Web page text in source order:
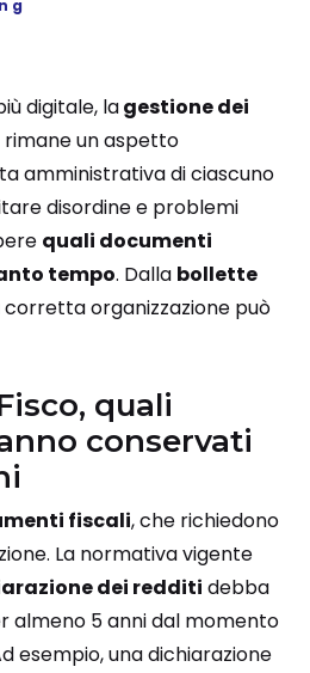
digitale, lagestione dei
rimane un aspetto
amministrativa di ciascuno
disordine e problemi
quali documenti
tempo. Dalla bollette
corretta organizzazione può
quali
conservati
fiscali, che richiedono
La normativa vigente
dei redditi debba
almeno 5 anni dal momento
esempio, una dichiarazione